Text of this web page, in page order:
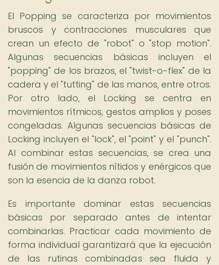
El Popping se caracteriza por movimientos
bruscos y contracciones musculares que
crean un efecto de "robot" o "stop motion".
Algunas secuencias básicas incluyen el
"popping" de los brazos, el "twist-o-flex" de la
cadera y el "tutting" de las manos, entre otros.
Por otro lado, el Locking se centra en
movimientos rítmicos, gestos amplios y poses
congeladas. Algunas secuencias básicas de
Locking incluyen el "lock", el "point" y el "punch".
Al combinar estas secuencias, se crea una
fusión de movimientos nítidos y enérgicos que
son la esencia de la danza robot.
Es importante dominar estas secuencias
básicas por separado antes de intentar
combinarlas. Practicar cada movimiento de
forma individual garantizará que la ejecución
de las rutinas combinadas sea fluida y